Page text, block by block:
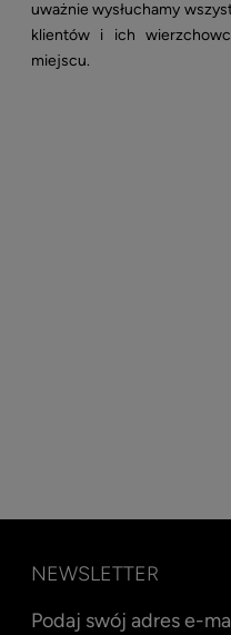
uważnie wysłuchamy
klientów i ich
miejscu.
NEWSLETTER
Podaj swój adres e-